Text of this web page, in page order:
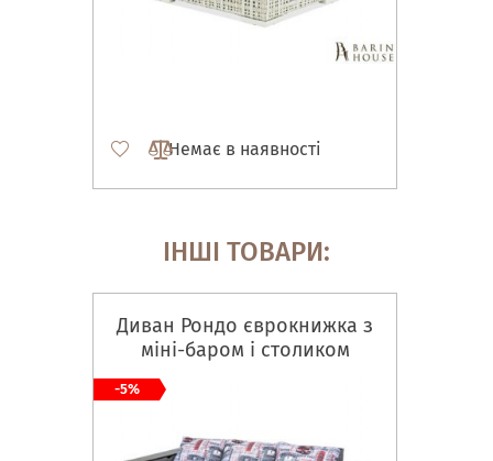
Немає в наявності
ІНШІ ТОВАРИ:
Диван Рондо єврокнижка з
міні-баром і столиком
-5%